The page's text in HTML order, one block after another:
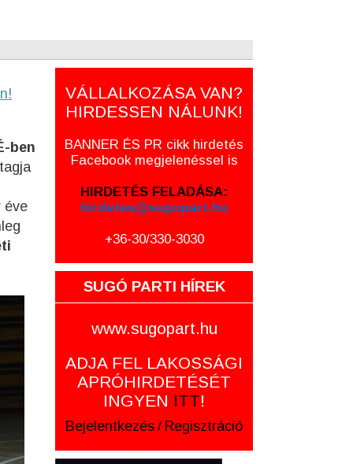
ben
éve
VÁLLALKOZÁSA VAN?
HIRDESSEN NÁLUNK!
BANNER ÉS PR cikk hirdetés
Facebook megjelenéssel is
HIRDETÉS FELADÁSA:
hirdetes@sugopart.hu
+36-30/330-3030
SUGÓ PARTI HÍREK
www.sugopart.hu
ADJA FEL LAKOSSÁGI
APRÓHIRDETÉSÉT
INGYEN ITT!
Bejelentkezés / Regisztráció